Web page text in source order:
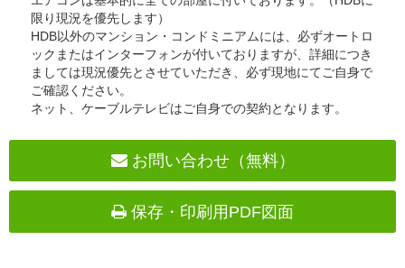
限り現況を優先します）
HDB以外のマンション・コンドミニアムには、必ずオートロ
ックまたはインターフォンが付いておりますが、詳細につき
ましては現況優先とさせていただき、必ず現地にてご自身で
ご確認ください。
ネット、ケーブルテレビはご自身での契約となります。
お問い合わせ（無料）
保存・印刷用PDF図面